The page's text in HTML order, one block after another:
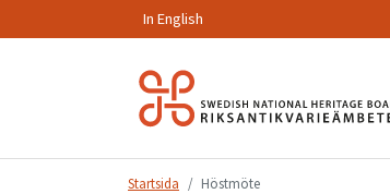
In English
Startsida Höstmöte